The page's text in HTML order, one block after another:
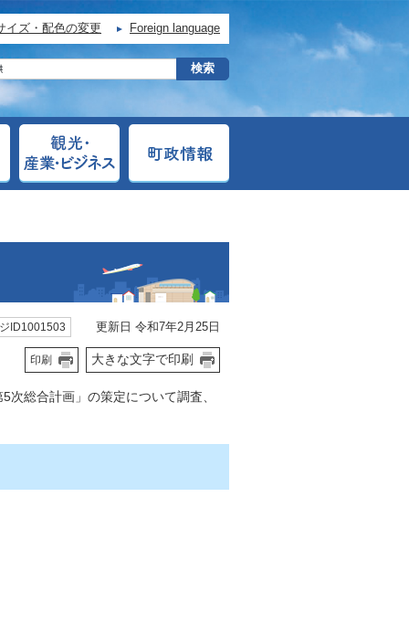
イズ・配色の変更 Foreign language
ID1001503 更新日 令和7年2月25日
印刷 大きな文字で印刷
総合計画」の策定について調査、